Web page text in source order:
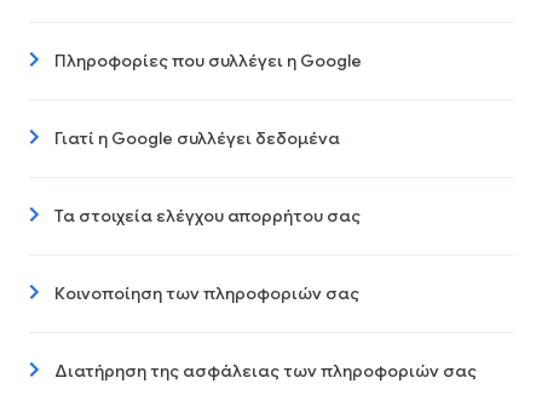
Πληροφορίες που συλλέγει η Google
Γιατί η Google συλλέγει δεδομένα
Τα στοιχεία ελέγχου απορρήτου σας
Κοινοποίηση των πληροφοριών σας
Διατήρηση της ασφάλειας των πληροφοριών σας